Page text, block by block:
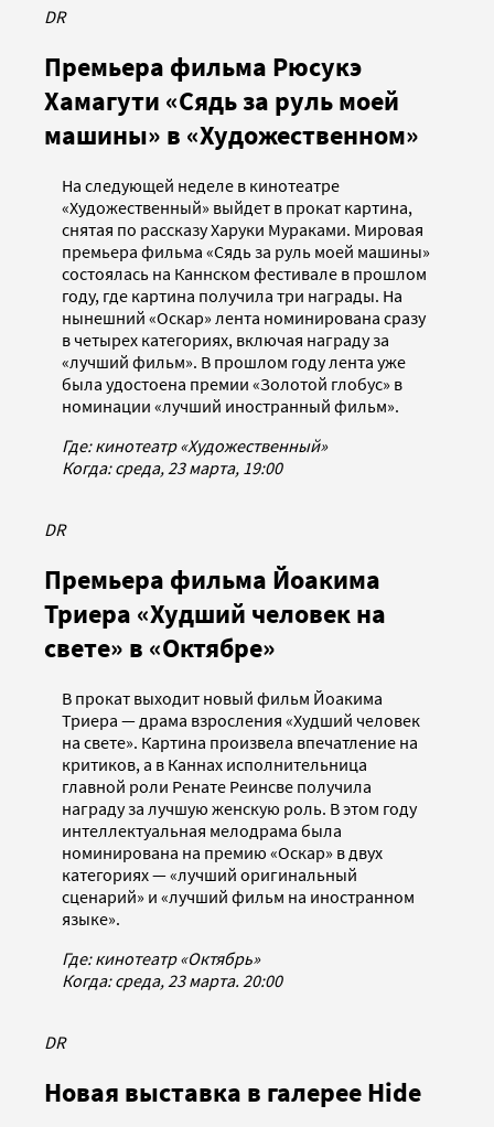
DR
Премьера фильма Рюсукэ
Хамагути «Сядь за руль моей
машины» в «Художественном»
На следующей неделе в кинотеатре
«Художественный» выйдет в прокат картина,
снятая по рассказу Харуки Мураками. Мировая
премьера фильма «Сядь за руль моей машины»
состоялась на Каннском фестивале в прошлом
году, где картина получила три награды. На
нынешний «Оскар» лента номинирована сразу
в четырех категориях, включая награду за
«лучший фильм». В прошлом году лента уже
была удостоена премии «Золотой глобус» в
номинации «лучший иностранный фильм».
Где: кинотеатр «Художественный»
Когда: среда, 23 марта, 19:00
DR
Премьера фильма Йоакима
Триера «Худший человек на
свете» в «Октябре»
В прокат выходит новый фильм Йоакима
Триера — драма взросления «Худший человек
на свете». Картина произвела впечатление на
критиков, а в Каннах исполнительница
главной роли Ренате Реинсве получила
награду за лучшую женскую роль. В этом году
интеллектуальная мелодрама была
номинирована на премию «Оскар» в двух
категориях — «лучший оригинальный
сценарий» и «лучший фильм на иностранном
языке».
Где: кинотеатр «Октябрь»
Когда: среда, 23 марта. 20:00
DR
Новая выставка в галерее Hide